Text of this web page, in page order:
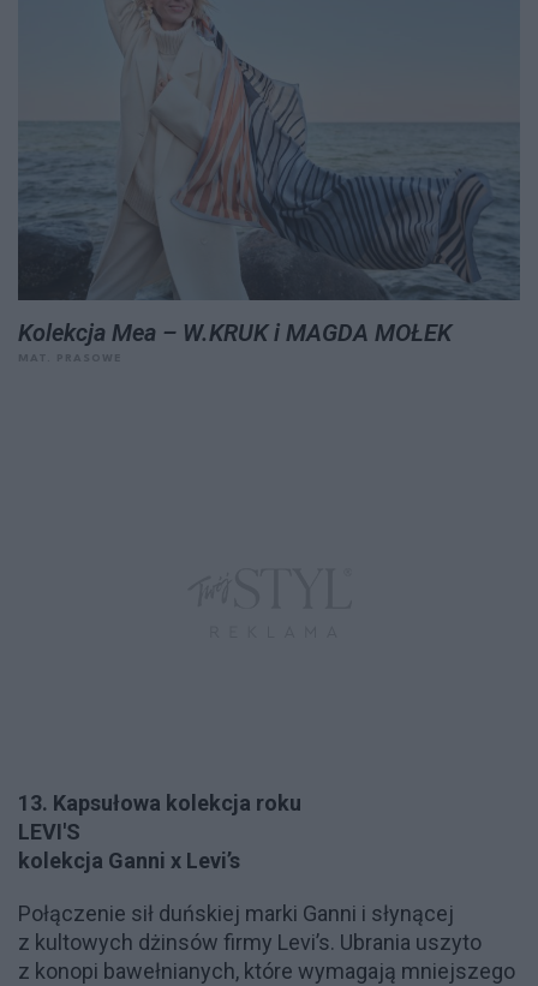
Kolekcja Mea – W.KRUK i MAGDA MOŁEK
13. Kapsułowa kolekcja roku
LEVI'S
kolekcja Ganni x Levi’s
Połączenie sił duńskiej marki Ganni i słynącej
z kultowych dżinsów firmy Levi’s. Ubrania uszyto
z konopi bawełnianych, które wymagają mniejszego